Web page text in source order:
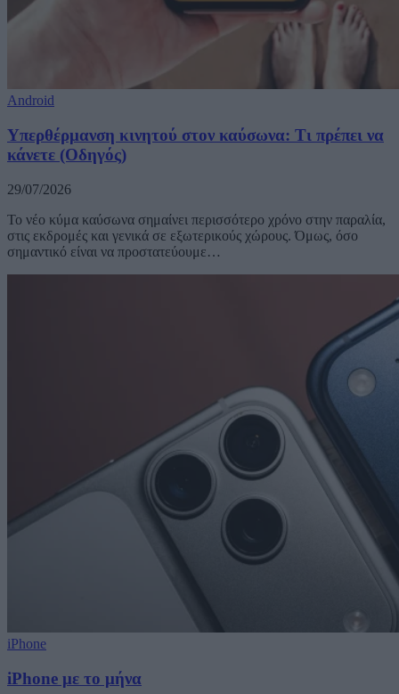
Android
Υπερθέρμανση κινητού στον καύσωνα: Τι πρέπει να
κάνετε (Οδηγός)
29/07/2026
Το νέο κύμα καύσωνα σημαίνει περισσότερο χρόνο στην παραλία,
στις εκδρομές και γενικά σε εξωτερικούς χώρους. Όμως, όσο
σημαντικό είναι να προστατεύουμε…
iPhone
iPhone με το μήνα